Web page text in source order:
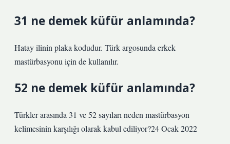
31 ne demek küfür anlamında?
Hatay ilinin plaka kodudur. Türk argosunda erkek
mastürbasyonu için de kullanılır.
52 ne demek küfür anlamında?
Türkler arasında 31 ve 52 sayıları neden mastürbasyon
kelimesinin karşılığı olarak kabul ediliyor?24 Ocak 2022